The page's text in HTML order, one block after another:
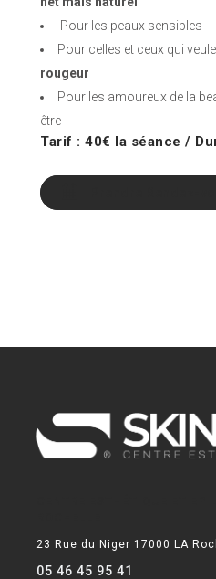
Pour les peaux sensibles
Pour celles et ceux qui
rougeur
Pour les amoureux de la
être
Tarif : 40€ la séance /
23 Rue du Niger 17000 LA
05 46 45 95 41